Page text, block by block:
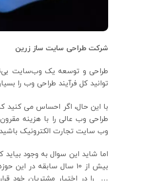
شرکت طراحی سایت ساز زرین
طراحی و توسعه یک وب‌سایت
توانید کل فرآیند طراحی وب را
با این حال، اگر احساس می
طراحی وب عالی را با هزینه
وب سایت تجارت الکترونیک
اما شاید این سوال به وجود
بیش از 10 سال سابقه در این حوزه با کمترین هزینه و بهترین کیفیت قدرتمند ترین